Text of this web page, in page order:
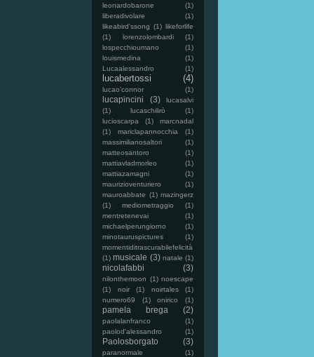
leonardobarone
(1)
liberadivolare
(1)
likeabird'ssong (1) likeforlife
(1)
lorenzolombardi
(1)
lospecchioumano
(1)
louismedina
(1)
Lucaalessandro
(1)
lucabertossi (4)
lucao'connor (1)
lucapincini (3)
lucasalvi
(1)
lucaschilirò
(1)
lucioscarpa
(1)
marcnadal
(1)
mariclapannocchia
(1)
massimilianosaltori
(1)
matteosantoro
(1)
mattiavladmorleo
(1)
mattiazamagni
(1)
maurizioventuriero
(1)
mauroabbate (1) mazingerz
(1)
mediometraggio
(1)
mentretenevai
(1)
michaelperungiorno
(1)
minotauruspictures
(1)
momentiditrascurabilefelicità
(1) musicale (3) natale (1)
nicolafabbi (3)
nilonthemoon (1) noescape
(1)
noir (1) noirtales
(1)
numero69
(1) onirico (1)
pamela brega (2)
paolalanfranco
(1)
paolod'alessandro
(1)
Paolosborgato (3)
paranormale
(1)